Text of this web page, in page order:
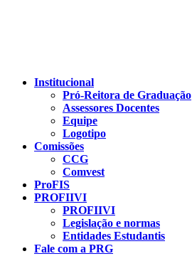
Institucional
Pró-Reitora de Graduação
Assessores Docentes
Equipe
Logotipo
Comissões
CCG
Comvest
ProFIS
PROFIIVI
PROFIIVI
Legislação e normas
Entidades Estudantis
Fale com a PRG